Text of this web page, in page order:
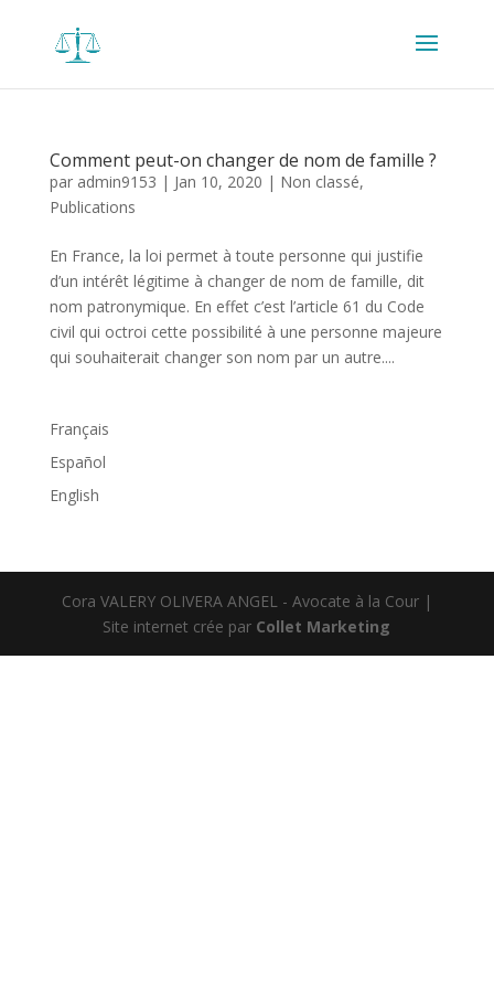
Comment peut-on changer de nom de famille ?
par admin9153 | Jan 10, 2020 | Non classé,
Publications
En France, la loi permet à toute personne qui justifie
d’un intérêt légitime à changer de nom de famille, dit
nom patronymique. En effet c’est l’article 61 du Code
civil qui octroi cette possibilité à une personne majeure
qui souhaiterait changer son nom par un autre....
Français
Español
English
Cora VALERY OLIVERA ANGEL - Avocate à la Cour |
Site internet crée par Collet Marketing